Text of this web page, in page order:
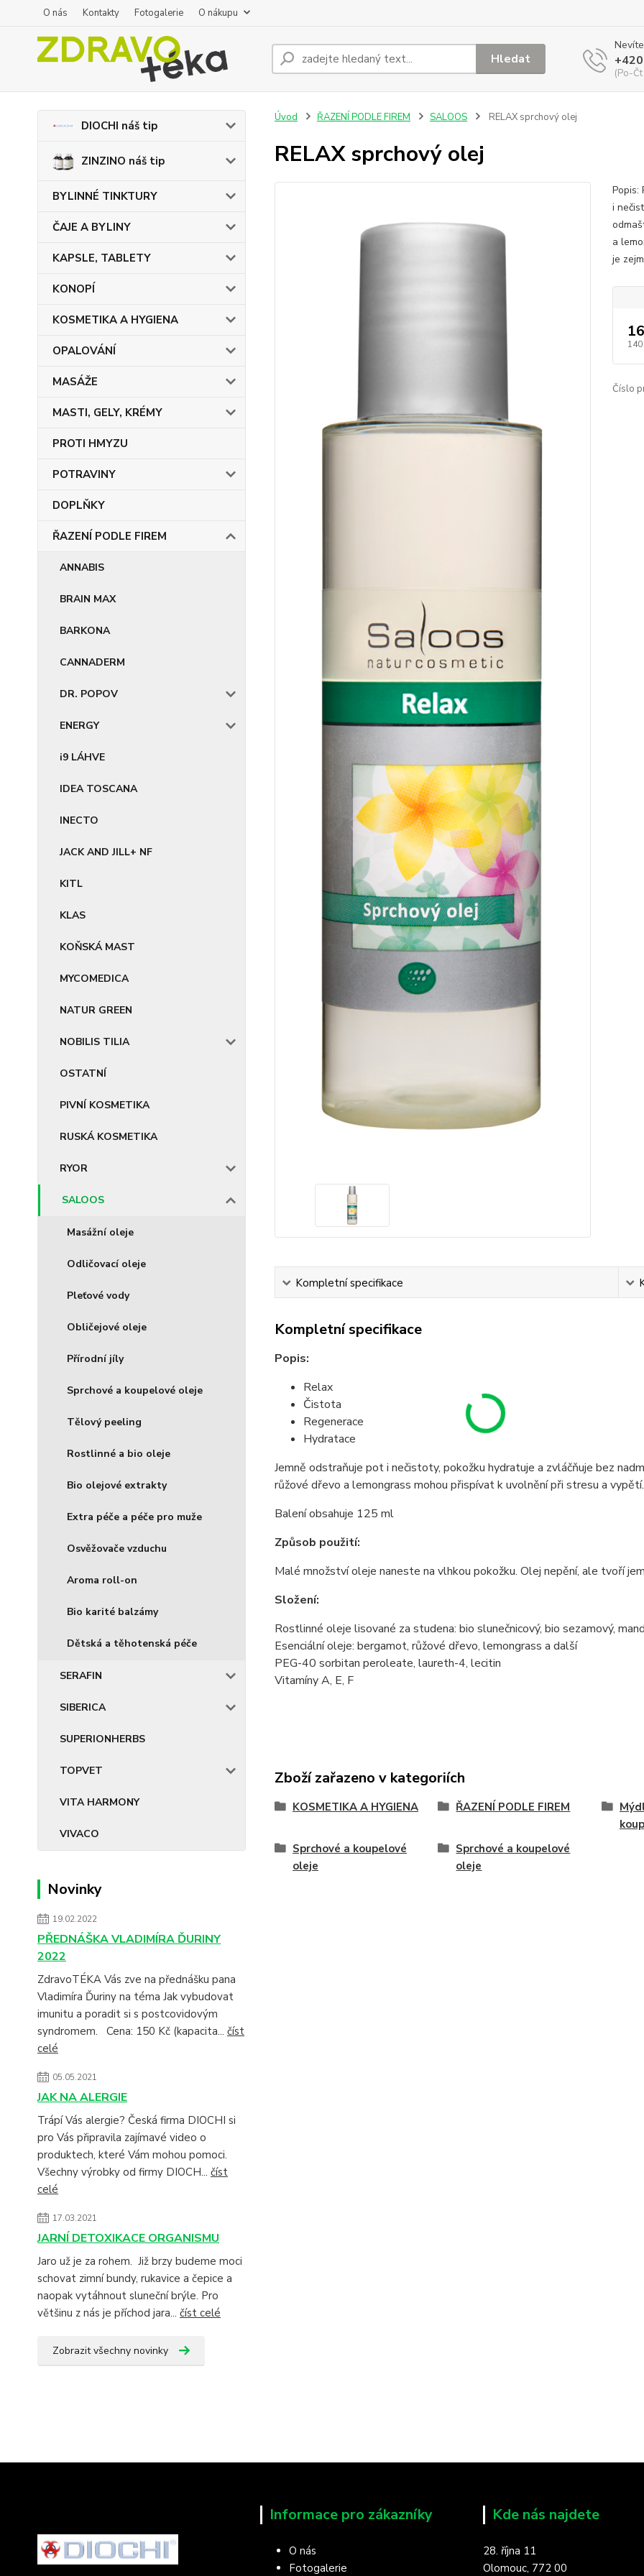
O nás Kontakty Fotogalerie O nákupu
Hledat
(Po-
DIOCHI náš tip
ZINZINO náš tip
BYLINNÉ TINKTURY
ČAJE A BYLINY
KAPSLE, TABLETY
KONOPÍ
KOSMETIKA A HYGIENA
OPALOVÁNÍ
MASÁŽE
MASTI, GELY, KRÉMY
PROTI HMYZU
POTRAVINY
DOPLŇKY
ŘAZENÍ PODLE FIREM
ANNABIS
BRAIN MAX
BARKONA
CANNADERM
DR. POPOV
ENERGY
i9 LÁHVE
IDEA TOSCANA
INECTO
JACK AND JILL+ NF
KITL
KLAS
KOŇSKÁ MAST
MYCOMEDICA
NATUR GREEN
NOBILIS TILIA
OSTATNÍ
PIVNÍ KOSMETIKA
RUSKÁ KOSMETIKA
RYOR
SALOOS
Masážní oleje
Odličovací oleje
Pleťové vody
Obličejové oleje
Přírodní jíly
Sprchové a koupelové oleje
Tělový peeling
Rostlinné a bio oleje
Bio olejové extrakty
Extra péče a péče pro muže
Osvěžovače vzduchu
Aroma roll-on
Bio karité balzámy
Dětská a těhotenská péče
SERAFIN
SIBERICA
SUPERIONHERBS
TOPVET
VITA HARMONY
VIVACO
Novinky
19.02.2022
PŘEDNÁŠKA VLADIMÍRA ĎURINY
2022
ZdravoTÉKA Vás zve na přednášku pana
Vladimíra Ďuriny na téma Jak vybudovat
imunitu a poradit si s postcovidovým
syndromem. Cena: 150 Kč (kapacita... číst
celé
05.05.2021
JAK NA ALERGIE
Trápí Vás alergie? Česká firma DIOCHI si
pro Vás připravila zajímavé video o
produktech, které Vám mohou pomoci.
Všechny výrobky od firmy DIOCH... číst
celé
17.03.2021
JARNÍ DETOXIKACE ORGANISMU
Jaro už je za rohem. Již brzy budeme moci
schovat zimní bundy, rukavice a čepice a
naopak vytáhnout sluneční brýle. Pro
většinu z nás je příchod jara... číst celé
Zobrazit všechny novinky
Úvod ŘAZENÍ PODLE FIREM SALOOS RELAX sprchový olej
RELAX sprchový olej
Popis:
i
a
je
140
Číslo
Kompletní specifikace
Kompletní specifikace
Popis:
Relax
Čistota
Regenerace
Hydratace
Jemně odstraňuje pot i nečistoty, pokožku hydratuje a zvláčňuje bez
růžové dřevo a lemongrass mohou přispívat k uvolnění při stresu a
Balení obsahuje 125 ml
Způsob použití:
Malé množství oleje naneste na vlhkou pokožku. Olej nepění, ale tvoří
Složení:
Rostlinné oleje lisované za studena: bio slunečnicový, bio sezamový,
Esenciální oleje: bergamot, růžové dřevo, lemongrass a další
PEG-40 sorbitan peroleate, laureth-4, lecitin
Vitamíny A, E, F
Zboží zařazeno v kategoriích
KOSMETIKA A HYGIENA ŘAZENÍ PODLE FIREM
Sprchové a koupelové
oleje
Sprchové a koupelové
oleje
Informace pro zákazníky
O nás
Fotogalerie
Kde nás najdete
28. října 11
Olomouc, 772 00